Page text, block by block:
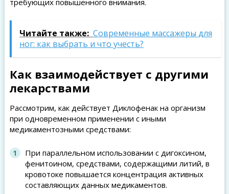
требующих повышенного внимания.
Читайте также: Современные массажеры для
ног: как выбрать и что учесть?
Как взаимодействует с другими
лекарствами
Рассмотрим, как действует Диклофенак на организм
при одновременном применении с иными
медикаментозными средствами:
При параллельном использовании с дигоксином,
фенитоином, средствами, содержащими литий, в
кровотоке повышается концентрация активных
составляющих данных медикаментов.